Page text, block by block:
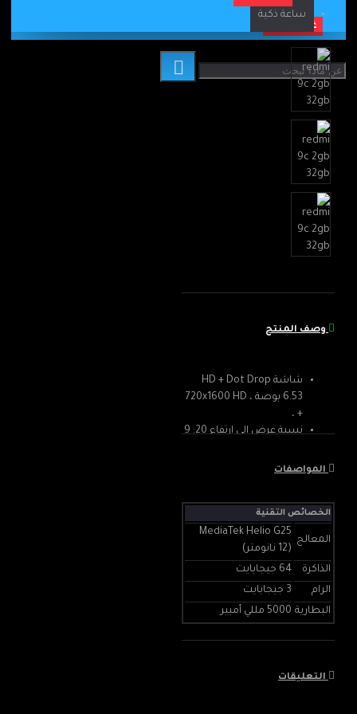
ساعة ذكية
غير متوفر
وصف المنتج
شاشة HD + Dot Drop
6.53 بوصة ، 720x1600 HD
+ ،
نسبة عرض إلى ارتفاع 20: 9
بطاقتي SIM
المعالج MediaTek Helio
G25 (12 نانومتر) ،
وحدة المعالجة المركزية
ثماني النواة ، GPU:
PowerVR8320 ،
شاحن 10 واط
ميجا بكسل ، f / 2.4 ،
المواصفات
الخصائص التقنية
المعالج
MediaTek Helio G25
(12 نانومتر)
الذاكرة
64 جيجابايت
الرام
3 جيجابايت
البطارية 5000 مللي أمبير
التعليقات